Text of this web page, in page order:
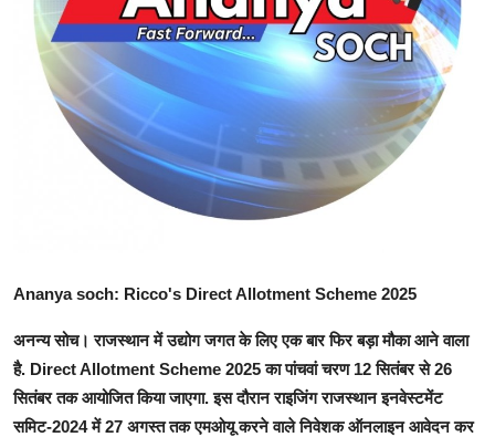
Hindi
Ananya soch: Ricco's Direct Allotment Scheme 2025
अनन्य सोच।राजस्थान में उद्योग जगत के लिए एक बार फिर बड़ा मौका आने वाला
है. Direct Allotment Scheme 2025 का पांचवां चरण 12 सितंबर से 26
सितंबर तक आयोजित किया जाएगा. इस दौरान राइजिंग राजस्थान इनवेस्टमेंट
समिट-2024 में 27 अगस्त तक एमओयू करने वाले निवेशक ऑनलाइन आवेदन कर